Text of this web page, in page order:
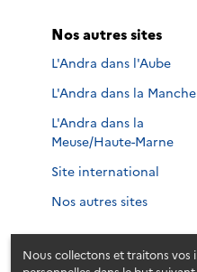
Nous collectons et traitons vos
Nos autres sites
L'Andra dans l'Aube
L'Andra dans la Manche
L'Andra dans la
Meuse/Haute-Marne
Site international
Nos autres sites